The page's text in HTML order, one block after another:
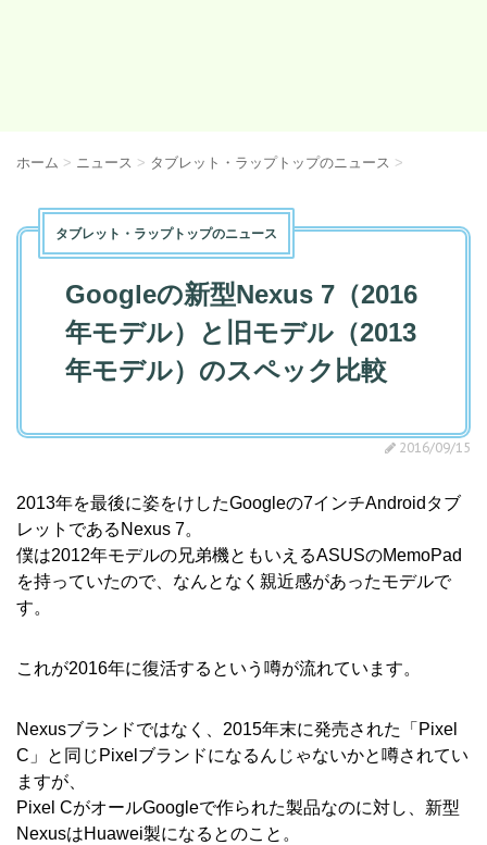
ホーム > ニュース > タブレット・ラップトップのニュース >
タブレット・ラップトップのニュース
Googleの新型Nexus 7（2016
年モデル）と旧モデル（2013
年モデル）のスペック比較
2016/09/15
2013年を最後に姿をけしたGoogleの7インチAndroidタブ
レットであるNexus 7。
僕は2012年モデルの兄弟機ともいえるASUSのMemoPad
を持っていたので、なんとなく親近感があったモデルで
す。
これが2016年に復活するという噂が流れています。
Nexusブランドではなく、2015年末に発売された「Pixel
C」と同じPixelブランドになるんじゃないかと噂されてい
ますが、
Pixel CがオールGoogleで作られた製品なのに対し、新型
NexusはHuawei製になるとのこと。